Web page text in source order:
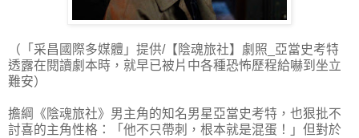
（「采昌國際多媒體」提供/【陰魂旅社】劇照_亞當史考特
透露在閱讀劇本時，就早已被片中各種恐怖歷程給嚇到坐立
難安）
擔綱《陰魂旅社》男主角的知名男星亞當史考特，也狠批不
討喜的主角性格：「他不只帶刺，根本就是混蛋！」但對於